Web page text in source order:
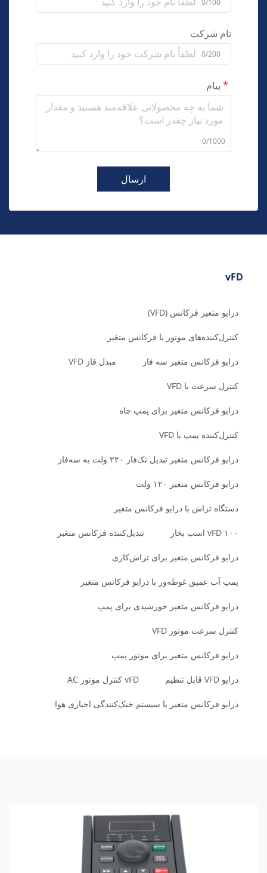
0/100
نام شرکت
0/200
پیام
0/1000
ارسال
vFD
درایو متغیر فرکانس (VFD)
کنترل‌کننده‌های موتور با فرکانس متغیر
درایو فرکانس متغیر سه فاز مبدل فاز VFD
کنترل سرعت با VFD
درایو فرکانس متغیر برای پمپ چاه
کنترل‌کننده پمپ با VFD
درایو فرکانس متغیر تبدیل تک‌فاز ۲۲۰ ولت به سه‌فاز
درایو فرکانس متغیر ۱۲۰ ولت
دستگاه تراش با درایو فرکانس متغیر
vFD ۱۰۰ اسب بخار تبدیل‌کننده فرکانس متغیر
درایو فرکانس متغیر برای تراش‌کاری
پمپ آب عمیق غوطه‌ور با درایو فرکانس متغیر
درایو فرکانس متغیر خورشیدی برای پمپ
کنترل سرعت موتور VFD
درایو فرکانس متغیر برای موتور پمپ
درایو VFD قابل تنظیم vFD کنترل موتور AC
درایو فرکانس متغیر با سیستم خنک‌کنندگی اجباری هوا